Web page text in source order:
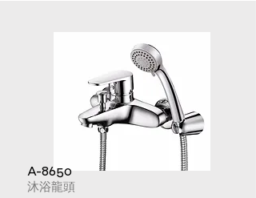
A-8650
沐浴龍頭